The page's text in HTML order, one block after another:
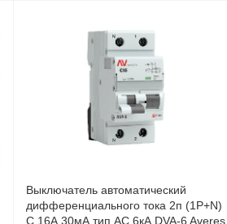
Выключатель автоматический
дифференциального тока 2п (1P+N)
C 16А 30мА тип AC 6кА DVA-6 Averes